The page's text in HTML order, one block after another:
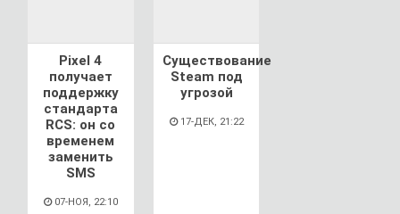
Pixel 4
получает
поддержку
стандарта
RCS: он со
временем
заменить
SMS
07-НОЯ, 22:10
Существование
Steam под
угрозой
17-ДЕК, 21:22